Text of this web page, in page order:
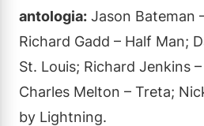
antologia: Jason Bateman
Richard Gadd – Half Man;
St. Louis; Richard Jenkins
Charles Melton – Treta;
by Lightning.